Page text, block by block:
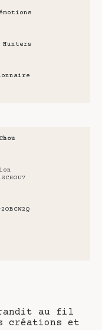
Hunters
grandit au fil
créations et